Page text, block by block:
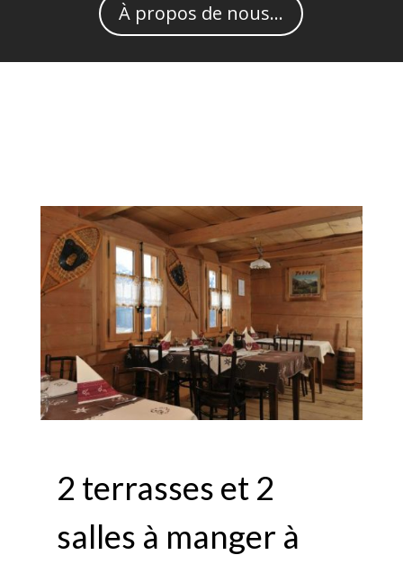
À propos de nous...
2 terrasses et 2
salles à manger à